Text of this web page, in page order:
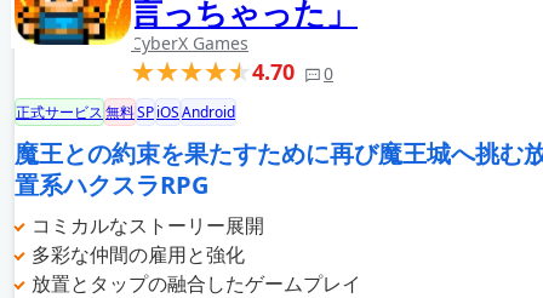
言っちゃった」
CyberX Games
4.70 0
正式サービス無料SPiOSAndroid
魔王との約束を果たすために再び魔王城へ挑む
置系ハクスラRPG
コミカルなストーリー展開
多彩な仲間の雇用と強化
放置とタップの融合したゲームプレイ